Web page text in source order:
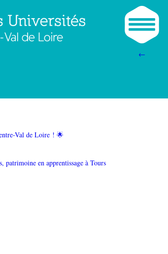
complet |3 avril 2026
←
Val de Loire ! 🌟
patrimoine en apprentissage à Tours